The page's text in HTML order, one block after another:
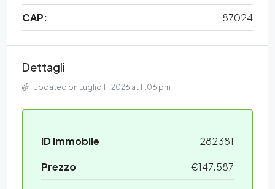
CAP:
87024
Dettagli
Updated on Luglio 11, 2026 at 11:06 pm
ID Immobile
282381
Prezzo
€147.587